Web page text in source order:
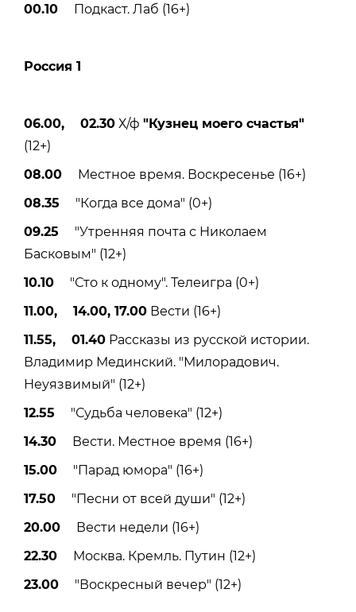
00.10 Подкаст. Лаб (16+)
Россия 1
06.00, 02.30 Х/ф "Кузнец моего счастья"
(12+)
08.00 Местное время. Воскресенье (16+)
08.35 "Когда все дома" (0+)
09.25 "Утренняя почта с Николаем
Басковым" (12+)
10.10 "Сто к одному". Телеигра (0+)
11.00, 14.00, 17.00 Вести (16+)
11.55, 01.40 Рассказы из русской истории.
Владимир Мединский. "Милорадович.
Неуязвимый" (12+)
12.55 "Судьба человека" (12+)
14.30 Вести. Местное время (16+)
15.00 "Парад юмора" (16+)
17.50 "Песни от всей души" (12+)
20.00 Вести недели (16+)
22.30 Москва. Кремль. Путин (12+)
23.00 "Воскресный вечер" (12+)